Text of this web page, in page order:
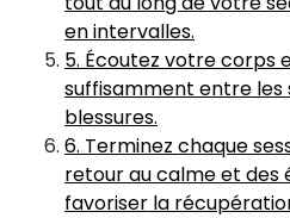
en intervalles.
5. Écoutez votre corps
suffisamment entre les
blessures.
6. Terminez chaque
retour au calme et des
favoriser la